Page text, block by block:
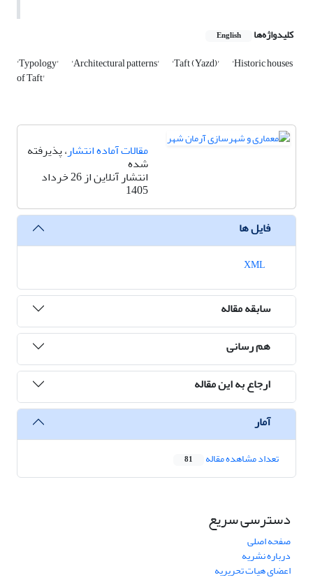
کلیدواژه‌ها English
'Typology' 'Architectural patterns' 'Taft (Yazd)' 'Historic houses
of Taft'
مقالات آماده انتشار، پذیرفته
شده
انتشار آنلاین از 26 خرداد
1405
فایل ها
سابقه مقاله
هم رسانی
ارجاع به این مقاله
آمار
تعداد مشاهده مقاله 81
دسترسی سریع
صفحه اصلی
درباره نشریه
اعضای هیات تحریریه